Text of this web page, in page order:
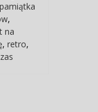
pamiątka
,
na
,retro,